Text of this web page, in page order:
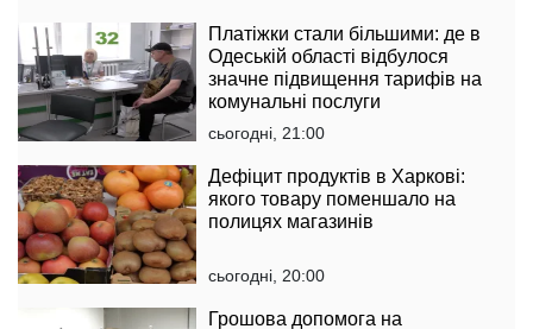
Платіжки стали більшими: де в
Одеській області відбулося
значне підвищення тарифів на
комунальні послуги
сьогодні, 21:00
Дефіцит продуктів в Харкові:
якого товару поменшало на
полицях магазинів
сьогодні, 20:00
Грошова допомога на